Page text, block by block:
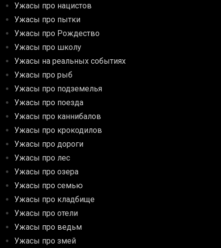
Ужасы про нацистов
Ужасы про пытки
Ужасы про Рождество
Ужасы про школу
Ужасы на реальных событиях
Ужасы про рыб
Ужасы про подземелья
Ужасы про поезда
Ужасы про каннибалов
Ужасы про крокодилов
Ужасы про дороги
Ужасы про лес
Ужасы про озера
Ужасы про семью
Ужасы про кладбище
Ужасы про отели
Ужасы про ведьм
Ужасы про змей